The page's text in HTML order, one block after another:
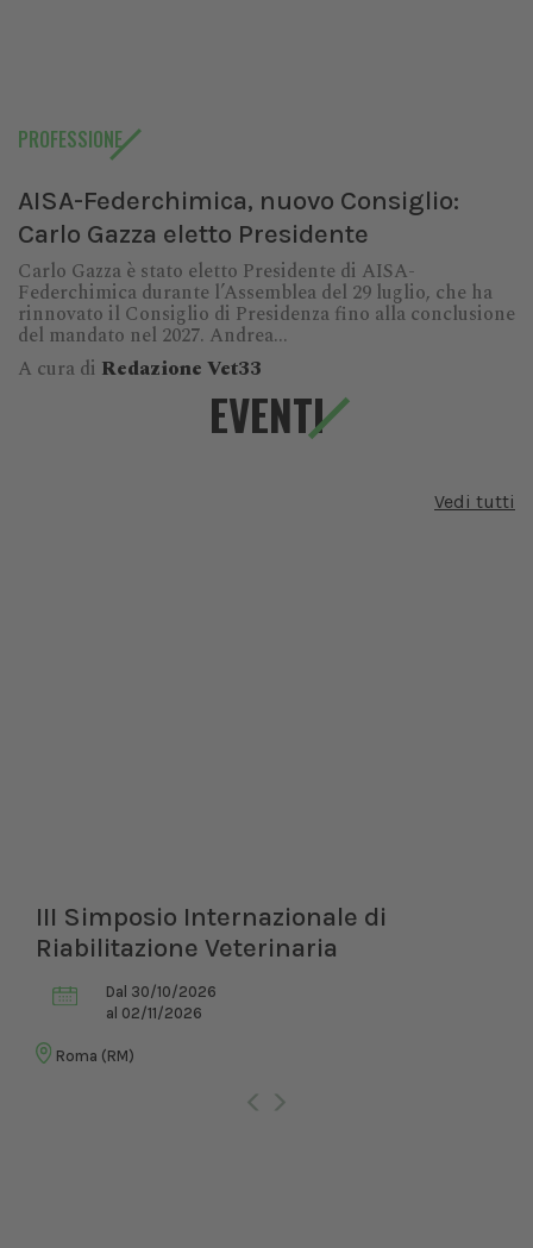
PROFESSIONE
AISA-Federchimica, nuovo Consiglio:
Carlo Gazza eletto Presidente
Carlo Gazza è stato eletto Presidente di AISA-
Federchimica durante l’Assemblea del 29 luglio, che ha
rinnovato il Consiglio di Presidenza fino alla conclusione
del mandato nel 2027. Andrea...
A cura di Redazione Vet33
EVENTI
Vedi tutti
III Simposio Internazionale di
Riabilitazione Veterinaria
Dal 30/10/2026
al 02/11/2026
Roma (RM)